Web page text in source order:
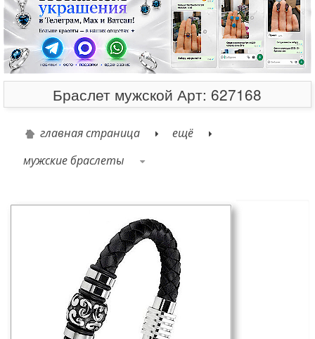
Браслет мужской Арт: 627168
главная страница
ещё
мужские браслеты